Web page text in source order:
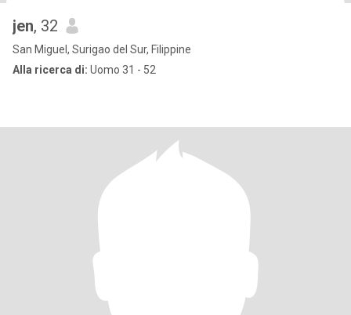
jen, 32
San Miguel, Surigao del Sur, Filippine
Alla ricerca di: Uomo 31 - 52